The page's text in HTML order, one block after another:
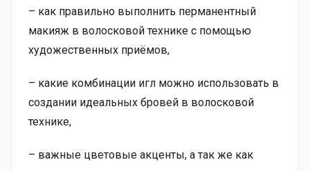
– как правильно выполнить перманентный
макияж в волосковой технике с помощью
художественных приёмов,
– какие комбинации игл можно использовать в
создании идеальных бровей в волосковой
технике,
– важные цветовые акценты, а так же как